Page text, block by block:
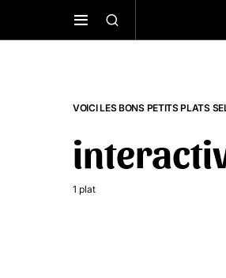
VOICI LES BONS PETITS PLATS
1 plat